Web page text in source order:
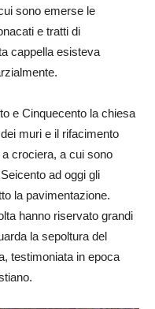
sono emerse le
e tratti di
cappella esisteva
e Cinquecento la chiesa
muri e il rifacimento
crociera, a cui sono
ad oggi gli
la pavimentazione.
hanno riservato grandi
la sepoltura del
testimoniata in epoca